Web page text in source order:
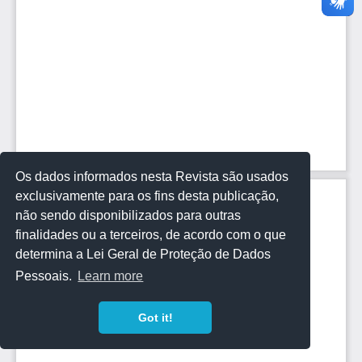
Os dados informados nesta Revista são usados
exclusivamente para os fins desta publicação,
não sendo disponibilizados para outras
finalidades ou a terceiros, de acordo com o que
determina a Lei Geral de Proteção de Dados
Pessoais.
Learn more
Got it!